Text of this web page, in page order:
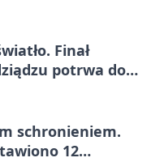
Finał
potrwa do
schronieniem.
12